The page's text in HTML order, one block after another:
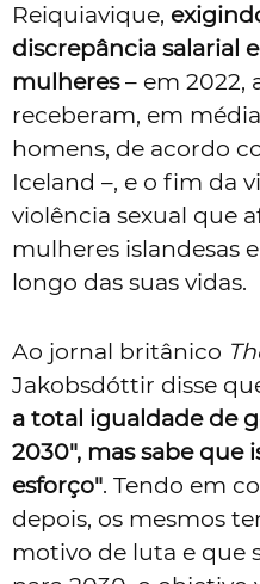
Reiquiavique,
discrepância salarial
mulheres– em 2022,
receberam, em
homens, de acordo
Iceland –, e o fim da
violência sexual que
mulheres islandesas
longo das suas vidas.
Ao jornal britânico
Jakobsdóttir disse
a total igualdade de
2030", mas sabe que
esforço". Tendo em
depois, os mesmos
motivo de luta e que